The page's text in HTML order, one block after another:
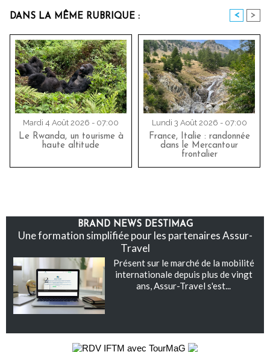
DANS LA MÊME RUBRIQUE : < >
Mardi 4 Août 2026 - 07:00
Le Rwanda, un tourisme à
haute altitude
Lundi 3 Août 2026 - 07:00
France, Italie : randonnée
dans le Mercantour
frontalier
BRAND NEWS DESTIMAG
Une formation simplifiée pour les partenaires Assur-
Travel
Présent sur le marché de la mobilité
internationale depuis plus de vingt
ans, Assur-Travel s'est...